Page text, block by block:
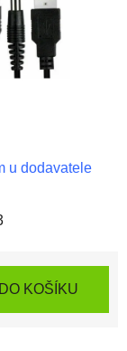
u dodavatele
DO KOŠÍKU